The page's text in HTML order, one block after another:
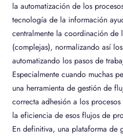
la automatización de los
tecnología de la información
centralmente la coordinación de
(complejas), normalizando así
automatizando los pasos de
Especialmente cuando muchas
una herramienta de gestión de
correcta adhesión a los
la eficiencia de esos flujos de
En definitiva, una plataforma de